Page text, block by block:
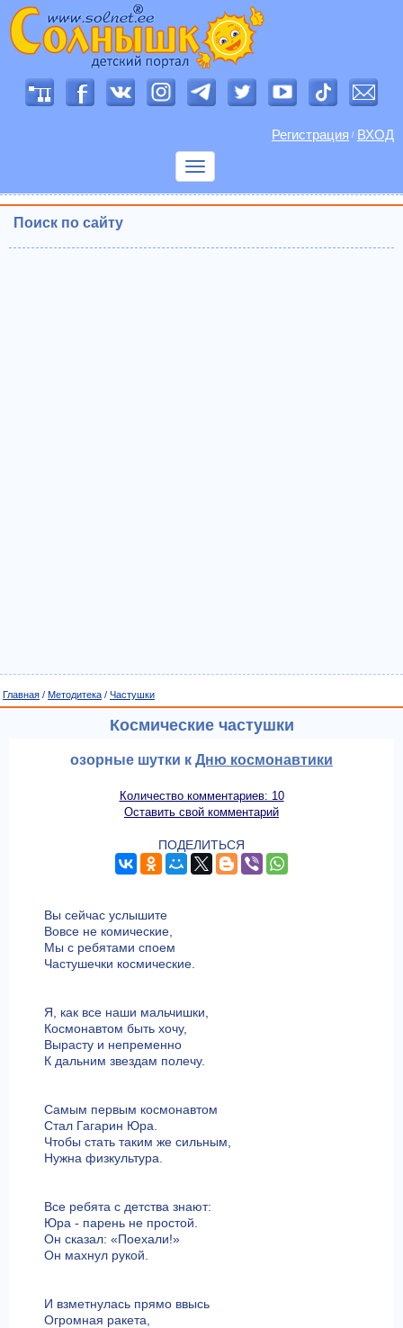
Регистрация / ВХОД
Показать
Поиск по сайту
Главная / Методитека / Частушки
Космические частушки
озорные шутки к Дню космонавтики
Количество комментариев: 10
Оставить свой комментарий
ПОДЕЛИТЬСЯ
Вы сейчас услышите
Вовсе не комические,
Мы с ребятами споем
Частушечки космические.
Я, как все наши мальчишки,
Космонавтом быть хочу,
Вырасту и непременно
К дальним звездам полечу.
Самым первым космонавтом
Стал Гагарин Юра.
Чтобы стать таким же сильным,
Нужна физкультура.
Все ребята с детства знают:
Юра - парень не простой.
Он сказал: «Поехали!»
Он махнул рукой.
И взметнулась прямо ввысь
Огромная ракета,